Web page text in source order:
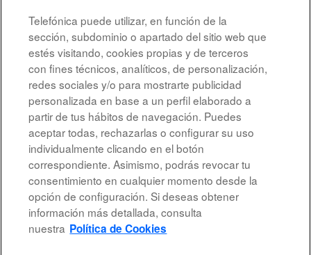
TELEFÓNICA EDUCACIÓN DIGITAL
Enviar candidatura ahora »
Aviso legal
Accesibilidad
Protección de datos
Telefónica puede utilizar, en función de la
sección, subdominio o apartado del sitio web que
estés visitando, cookies propias y de terceros
con fines técnicos, analíticos, de personalización,
redes sociales y/o para mostrarte publicidad
personalizada en base a un perfil elaborado a
partir de tus hábitos de navegación. Puedes
aceptar todas, rechazarlas o configurar su uso
individualmente clicando en el botón
correspondiente. Asimismo, podrás revocar tu
consentimiento en cualquier momento desde la
opción de configuración. Si deseas obtener
información más detallada, consulta
nuestra Política de Cookies